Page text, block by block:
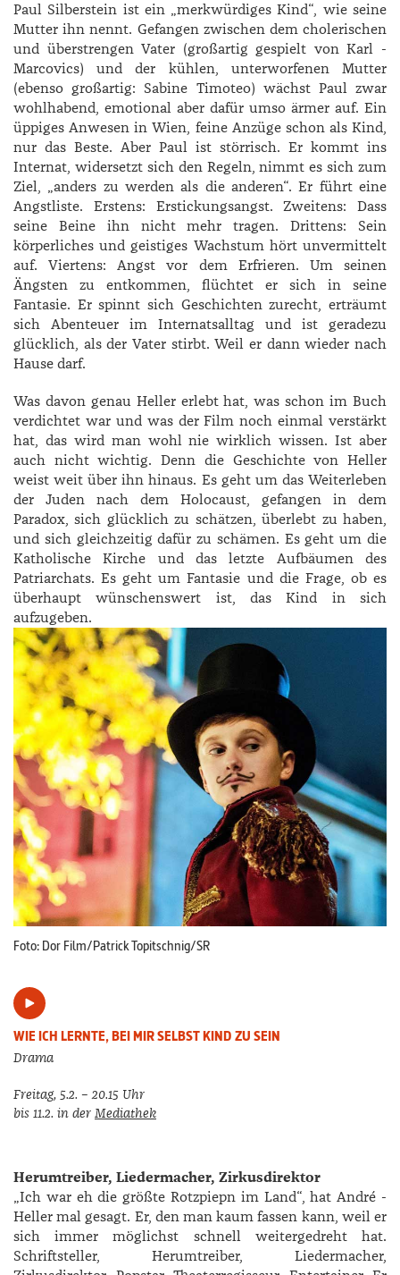
Paul Silberstein ist ein „merkwürdiges Kind“, wie seine
Mutter ihn nennt. Gefangen zwischen dem cholerischen
und überstrengen Vater (großartig gespielt von Karl ­
Marcovics) und der kühlen, unterworfenen Mutter
(ebenso großartig: ­Sabine ­Timoteo) wächst Paul zwar
wohl­habend, emotional aber dafür umso ärmer auf. Ein
üppiges Anwesen in Wien, feine Anzüge schon als Kind,
nur das Beste. Aber Paul ist störrisch. Er kommt ins
Internat, widersetzt sich den Regeln, nimmt es sich zum
Ziel, „anders zu werden als die anderen“. Er führt eine
Angstliste. Erstens: Erstickungsangst. Zweitens: Dass
seine Beine ihn nicht mehr tragen. Drittens: Sein
körperliches und geistiges Wachstum hört unvermittelt
auf. Viertens: Angst vor dem Erfrieren. Um seinen
Ängsten zu entkommen, flüchtet er sich in seine
Fantasie. Er spinnt sich Geschichten zurecht, erträumt
sich Abenteuer im Internatsalltag und ist geradezu
glücklich, als der Vater stirbt. Weil er dann wieder nach
Hause darf.
Was davon genau Heller erlebt hat, was schon im Buch
verdichtet war und was der Film noch einmal verstärkt
hat, das wird man wohl nie wirklich wissen. Ist aber
auch nicht wichtig. Denn die Geschichte von ­Heller
weist weit über ihn hinaus. Es geht um das Weiterleben
der Juden nach dem Holocaust, gefangen in dem
Paradox, sich glücklich zu schätzen, überlebt zu haben,
und sich gleichzeitig dafür zu schämen. Es geht um die
Katholische Kirche und das letzte Aufbäumen des
Patriarchats. Es geht um Fantasie und die Frage, ob es
überhaupt wünschenswert ist, das Kind in sich
aufzugeben.
Foto: Dor Film/Patrick Topitschnig/SR
WIE ICH LERNTE, BEI MIR SELBST KIND ZU SEIN
Drama
Freitag, 5.2. – 20.15 Uhr
bis 11.2. in der Mediathek
Herumtreiber, Liedermacher, Zirkusdirektor
„Ich war eh die größte Rotzpiepn im Land“, hat ­André ­
Heller mal gesagt. Er, den man kaum fassen kann, weil er
sich immer möglichst schnell weitergedreht hat.
Schriftsteller, Herumtreiber, Liedermacher,